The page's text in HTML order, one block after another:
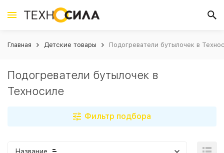
Главная Детские товары Подогреватели бутылочек в
Подогреватели бутылочек в
Техносиле
Фильтр подбора